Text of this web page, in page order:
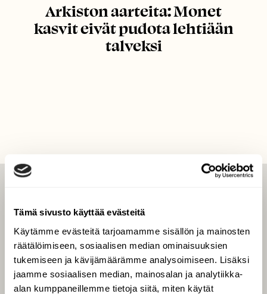
Tämä sivusto käyttää evästeitä
Käytämme evästeitä tarjoamamme sisällön ja mainosten
räätälöimiseen, sosiaalisen median ominaisuuksien
tukemiseen ja kävijämäärämme analysoimiseen. Lisäksi
jaamme sosiaalisen median, mainosalan ja analytiikka-
alan kumppaneillemme tietoja siitä, miten käytät
Arkiston aarteita: Monet
kasvit eivät pudota lehtiään
talveksi
Uusin lehti
Tilaa Suomen Luonto
Tilaa digilukuoikeus
Äänestä parasta juttua
Tilaa uutiskirje